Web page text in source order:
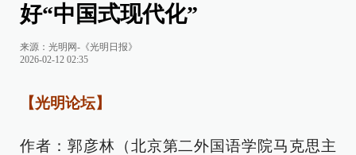
好“中国式现代化”
来源： 光明网-《光明日报》
2026-02-12 02:35
【光明论坛】
作者：郭彦林（北京第二外国语学院马克思主